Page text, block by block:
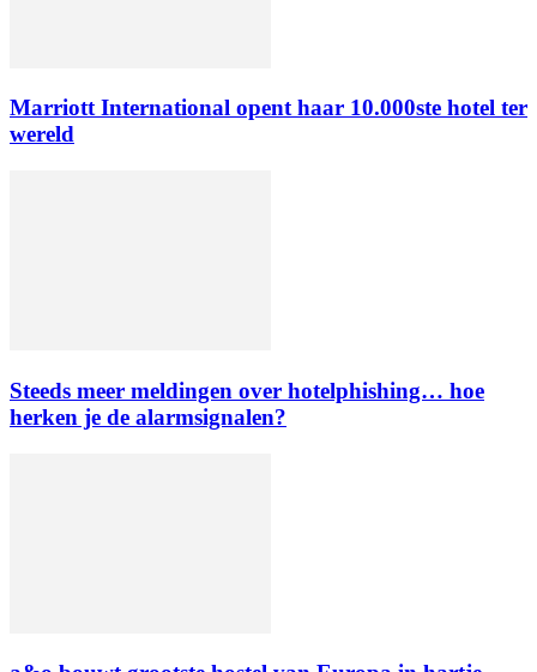
Marriott International opent haar 10.000ste hotel ter
wereld
Steeds meer meldingen over hotelphishing… hoe
herken je de alarmsignalen?